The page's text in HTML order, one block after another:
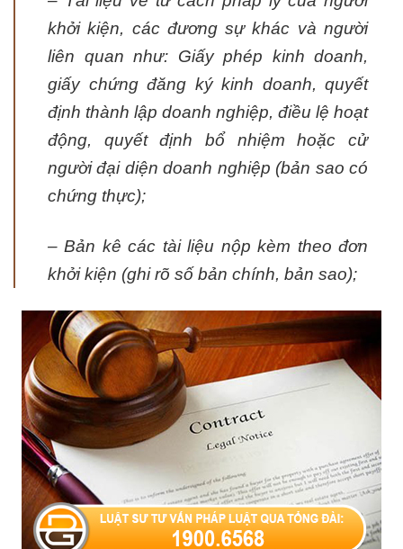
khởi kiện, các đương sự khác và người
liên quan như: Giấy phép kinh doanh,
giấy chứng đăng ký kinh doanh, quyết
định thành lập doanh nghiệp, điều lệ hoạt
động, quyết định bổ nhiệm hoặc cử
người đại diện doanh nghiệp (bản sao có
chứng thực);
– Bản kê các tài liệu nộp kèm theo đơn
khởi kiện (ghi rõ số bản chính, bản sao);